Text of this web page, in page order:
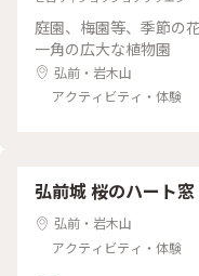
庭園、梅園等、季節の
一角の広大な植物園
弘前・岩木山
アクティビティ・体験
弘前城 桜のハート窓
弘前・岩木山
アクティビティ・体験